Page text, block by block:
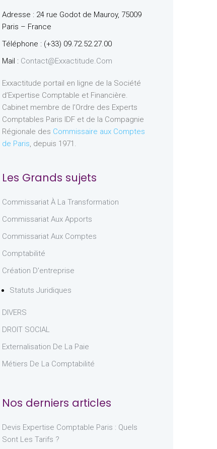
Adresse : 24 rue Godot de Mauroy, 75009
Paris – France
Téléphone : (+33) 09.72.52.27.00
Mail : Contact@exxactitude.com
Exxactitude portail en ligne de la Société
d’Expertise Comptable et Financière.
Cabinet membre de l’Ordre des Experts
Comptables Paris IDF et de la Compagnie
Régionale des Commissaire aux Comptes
de Paris, depuis 1971.
Les Grands sujets
Commissariat À La Transformation
Commissariat Aux Apports
Commissariat Aux Comptes
Comptabilité
Création D'entreprise
Statuts Juridiques
DIVERS
DROIT SOCIAL
Externalisation De La Paie
Métiers De La Comptabilité
Nos derniers articles
Devis Expertise Comptable Paris : Quels
Sont Les Tarifs ?